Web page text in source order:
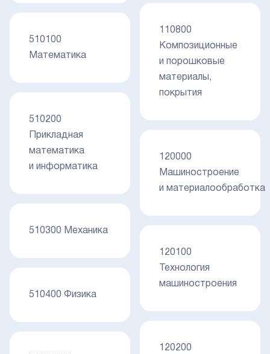
510100
Математика
510200
Прикладная
математика
и информатика
510300 Механика
510400 Физика
110800
Композиционные
и порошковые
материалы,
покрытия
120000
Машиностроение
и материалообработка
120100
Технология
машиностроения
120200